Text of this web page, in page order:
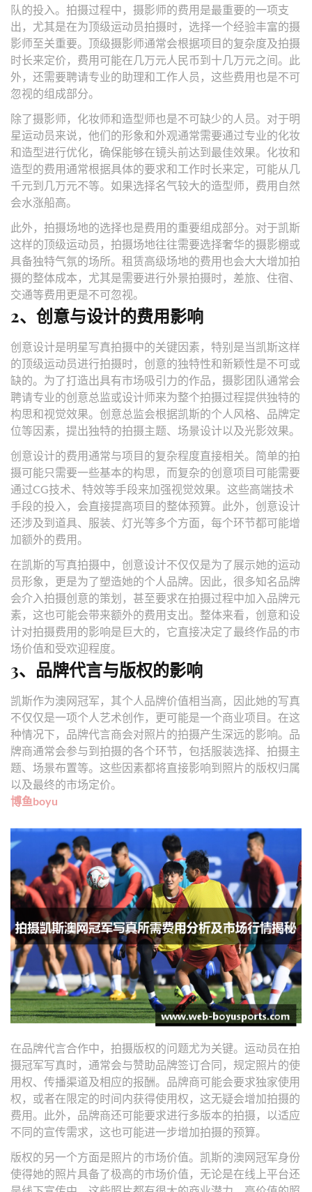
队的投入。拍摄过程中，摄影师的费用是最重要的一项支
出，尤其是在为顶级运动员拍摄时，选择一个经验丰富的摄
影师至关重要。顶级摄影师通常会根据项目的复杂度及拍摄
时长来定价，费用可能在几万元人民币到十几万元之间。此
外，还需要聘请专业的助理和工作人员，这些费用也是不可
忽视的组成部分。
除了摄影师，化妆师和造型师也是不可缺少的人员。对于明
星运动员来说，他们的形象和外观通常需要通过专业的化妆
和造型进行优化，确保能够在镜头前达到最佳效果。化妆和
造型的费用通常根据具体的要求和工作时长来定，可能从几
千元到几万元不等。如果选择名气较大的造型师，费用自然
会水涨船高。
此外，拍摄场地的选择也是费用的重要组成部分。对于凯斯
这样的顶级运动员，拍摄场地往往需要选择奢华的摄影棚或
具备独特气氛的场所。租赁高级场地的费用也会大大增加拍
摄的整体成本，尤其是需要进行外景拍摄时，差旅、住宿、
交通等费用更是不可忽视。
2、创意与设计的费用影响
创意设计是明星写真拍摄中的关键因素，特别是当凯斯这样
的顶级运动员进行拍摄时，创意的独特性和新颖性是不可或
缺的。为了打造出具有市场吸引力的作品，摄影团队通常会
聘请专业的创意总监或设计师来为整个拍摄过程提供独特的
构思和视觉效果。创意总监会根据凯斯的个人风格、品牌定
位等因素，提出独特的拍摄主题、场景设计以及光影效果。
创意设计的费用通常与项目的复杂程度直接相关。简单的拍
摄可能只需要一些基本的构思，而复杂的创意项目可能需要
通过CG技术、特效等手段来加强视觉效果。这些高端技术
手段的投入，会直接提高项目的整体预算。此外，创意设计
还涉及到道具、服装、灯光等多个方面，每个环节都可能增
加额外的费用。
在凯斯的写真拍摄中，创意设计不仅仅是为了展示她的运动
员形象，更是为了塑造她的个人品牌。因此，很多知名品牌
会介入拍摄创意的策划，甚至要求在拍摄过程中加入品牌元
素，这也可能会带来额外的费用支出。整体来看，创意和设
计对拍摄费用的影响是巨大的，它直接决定了最终作品的市
场价值和受欢迎程度。
3、品牌代言与版权的影响
凯斯作为澳网冠军，其个人品牌价值相当高，因此她的写真
不仅仅是一项个人艺术创作，更可能是一个商业项目。在这
种情况下，品牌代言商会对照片的拍摄产生深远的影响。品
牌商通常会参与到拍摄的各个环节，包括服装选择、拍摄主
题、场景布置等。这些因素都将直接影响到照片的版权归属
以及最终的市场定价。
博鱼boyu
在品牌代言合作中，拍摄版权的问题尤为关键。运动员在拍
摄冠军写真时，通常会与赞助品牌签订合同，规定照片的使
用权、传播渠道及相应的报酬。品牌商可能会要求独家使用
权，或者在限定的时间内获得使用权，这无疑会增加拍摄的
费用。此外，品牌商还可能要求进行多版本的拍摄，以适应
不同的宣传需求，这也可能进一步增加拍摄的预算。
版权的另一个方面是照片的市场价值。凯斯的澳网冠军身份
使得她的照片具备了极高的市场价值，无论是在线上平台还